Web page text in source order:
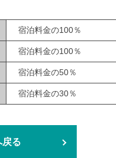
宿泊料金の100％
宿泊料金の100％
宿泊料金の50％
宿泊料金の30％
戻る